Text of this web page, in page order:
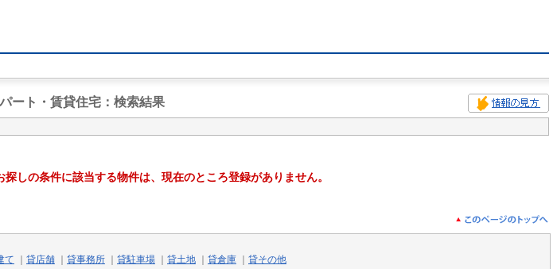
ート・賃貸住宅 ：検索結果
しの条件に該当する物件は、現在のところ登録がありません。
て 貸店舗 貸事務所 貸駐車場 貸土地 貸倉庫
貸その他